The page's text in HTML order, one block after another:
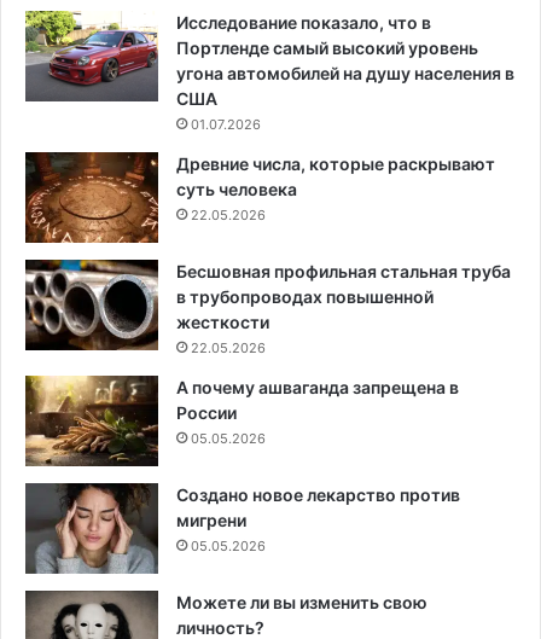
Исследование показало, что в
Портленде самый высокий уровень
угона автомобилей на душу населения в
США
01.07.2026
Древние числа, которые раскрывают
суть человека
22.05.2026
Бесшовная профильная стальная труба
в трубопроводах повышенной
жесткости
22.05.2026
А почему ашваганда запрещена в
России
05.05.2026
Создано новое лекарство против
мигрени
05.05.2026
Можете ли вы изменить свою
личность?